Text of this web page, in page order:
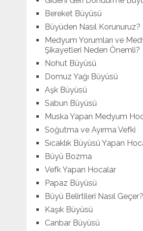
Bereket Büyüsü
Büyüden Nasıl Korunuruz?
Medyum Yorumları ve
Şikayetleri Neden Önemli?
Nohut Büyüsü
Domuz Yağı Büyüsü
Aşk Büyüsü
Sabun Büyüsü
Muska Yapan Medyum
Soğutma ve Ayırma Vefki
Sıcaklık Büyüsü Yapan
Büyü Bozma
Vefk Yapan Hocalar
Papaz Büyüsü
Büyü Belirtileri Nasıl Geçer?
Kaşık Büyüsü
Canbar Büyüsü